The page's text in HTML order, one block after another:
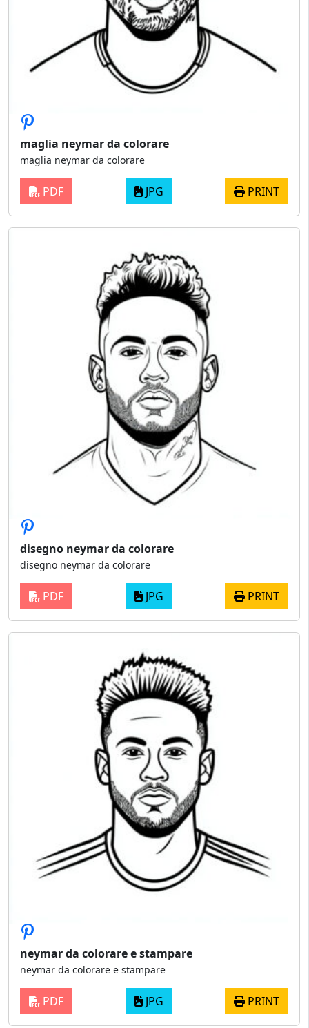
maglia neymar da colorare
maglia neymar da colorare
PDF JPG PRINT
disegno neymar da colorare
disegno neymar da colorare
PDF JPG PRINT
neymar da colorare e stampare
neymar da colorare e stampare
PDF JPG PRINT